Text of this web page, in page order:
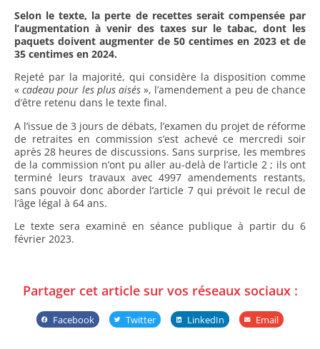
Selon le texte, la perte de recettes serait compensée par
l’augmentation à venir des taxes sur le tabac, dont les
paquets doivent augmenter de 50 centimes en 2023 et de
35 centimes en 2024.
Rejeté par la majorité, qui considère la disposition comme
«cadeau pour les plus aisés», l’amendement a peu de chance
d’être retenu dans le texte final.
A l’issue de 3 jours de débats, l’examen du projet de réforme
de retraites en commission s’est achevé ce mercredi soir
après 28 heures de discussions. Sans surprise, les membres
de la commission n’ont pu aller au-delà de l’article 2 ; ils ont
terminé leurs travaux avec 4997 amendements restants,
sans pouvoir donc aborder l’article 7 qui prévoit le recul de
l’âge légal à 64 ans.
Le texte sera examiné en séance publique à partir du 6
février 2023.
Partager cet article sur vos réseaux sociaux :
Facebook Twitter LinkedIn Email